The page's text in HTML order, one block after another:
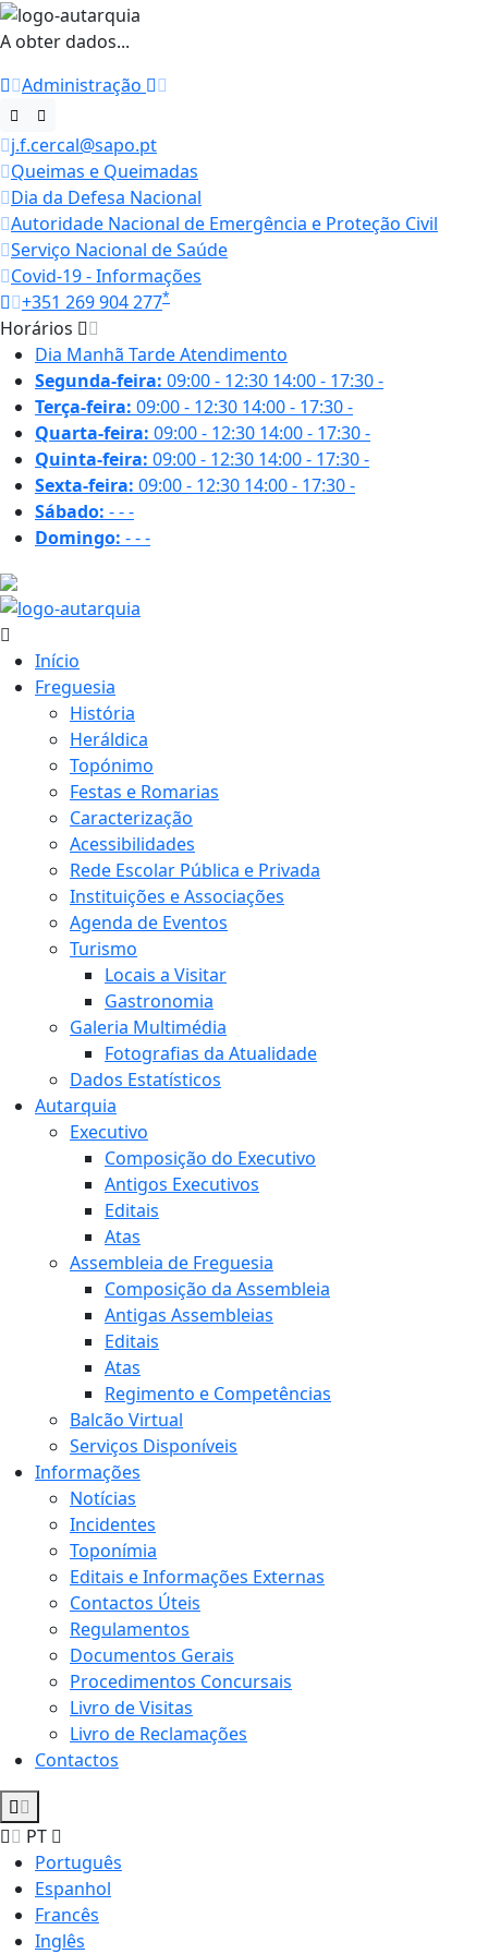
A obter dados...
Administração
j.f.cercal@sapo.pt
Queimas e Queimadas
Dia da Defesa Nacional
Autoridade Nacional de Emergência e Proteção Civil
Serviço Nacional de Saúde
Covid-19 - Informações
+351 269 904 277*
Horários
Dia Manhã TardeAtendimento
Segunda-feira: 09:00 - 12:30 14:00 - 17:30-
Terça-feira: 09:00 - 12:30 14:00 - 17:30-
Quarta-feira: 09:00 - 12:30 14:00 - 17:30-
Quinta-feira: 09:00 - 12:30 14:00 - 17:30-
Sexta-feira: 09:00 - 12:30 14:00 - 17:30-
Sábado: ---
Domingo: ---
Início
Freguesia
História
Heráldica
Topónimo
Festas e Romarias
Caracterização
Acessibilidades
Rede Escolar Pública e Privada
Instituições e Associações
Agenda de Eventos
Turismo
Locais a Visitar
Gastronomia
Galeria Multimédia
Fotografias da Atualidade
Dados Estatísticos
Autarquia
Executivo
Composição do Executivo
Antigos Executivos
Editais
Atas
Assembleia de Freguesia
Composição da Assembleia
Antigas Assembleias
Editais
Atas
Regimento e Competências
Balcão Virtual
Serviços Disponíveis
Informações
Notícias
Incidentes
Toponímia
Editais e Informações Externas
Contactos Úteis
Regulamentos
Documentos Gerais
Procedimentos Concursais
Livro de Visitas
Livro de Reclamações
Contactos
PT
Português
Espanhol
Francês
Inglês